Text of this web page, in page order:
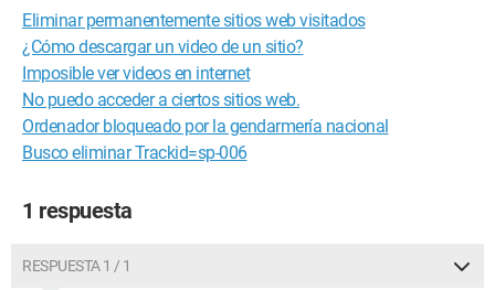
Eliminar permanentemente sitios web visitados
¿Cómo descargar un video de un sitio?
Imposible ver videos en internet
No puedo acceder a ciertos sitios web.
Ordenador bloqueado por la gendarmería nacional
Busco eliminar Trackid=sp-006
1 respuesta
RESPUESTA 1 / 1